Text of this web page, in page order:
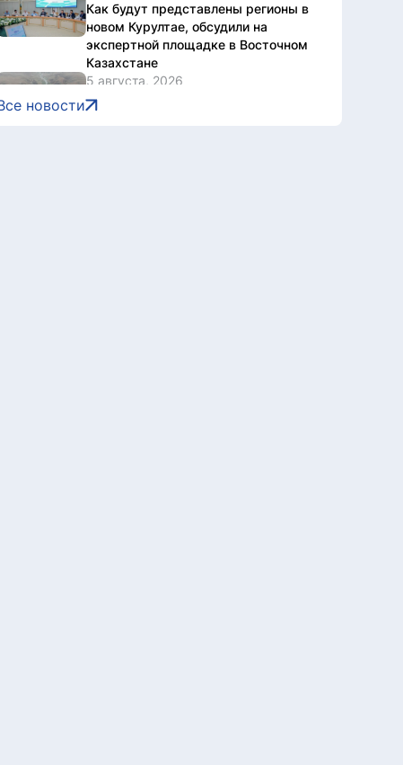
Как будут представлены регионы в
новом Курултае, обсудили на
экспертной площадке в Восточном
Казахстане
5 августа, 2026
Водная безопасность страны: что
уже сделано и какие проекты
новости